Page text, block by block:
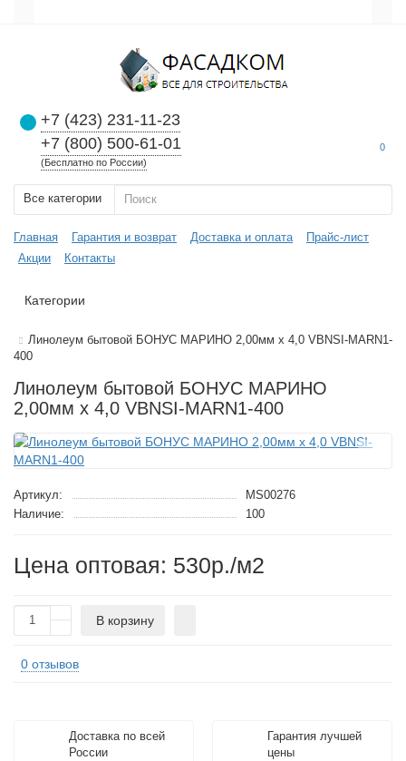
+7 (423) 231-11-23
+7 (800) 500-61-01
(Бесплатно по России)
0
Все категории
Главная Гарантия и возврат Доставка и оплата
Прайс-лист
Акции
Контакты
Категории
Линолеум бытовой БОНУС МАРИНО 2,00мм x 4,0 VBNSI-MARN1-
400
Линолеум бытовой БОНУС МАРИНО
2,00мм x 4,0 VBNSI-MARN1-400
Артикул:
MS00276
Наличие:
100
Цена оптовая: 530р./м2
В корзину
0 отзывов
Доставка по всей
России
Гарантия лучшей
цены